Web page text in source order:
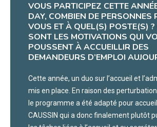
VOUS PARTICIPEZ CETTE
DAY, COMBIEN DE PERSONNES
VOUS ET À QUEL(S) POSTE(S) ?
SONT LES MOTIVATIONS QUI
POUSSENT À ACCUEILLIR DES
DEMANDEURS D’EMPLOI
Cette année, un duo sur l’accueil et
mis en place. En raison des
le programme a été adapté pour
CAUSSIN qui a donc finalement plutôt